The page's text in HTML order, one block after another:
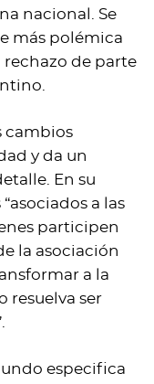
nacional. Se
más polémica
rechazo de parte
cambios
y da un
En su
a las
participen
la asociación
a la
resuelva ser
especifica